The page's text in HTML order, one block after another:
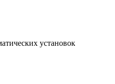
установок